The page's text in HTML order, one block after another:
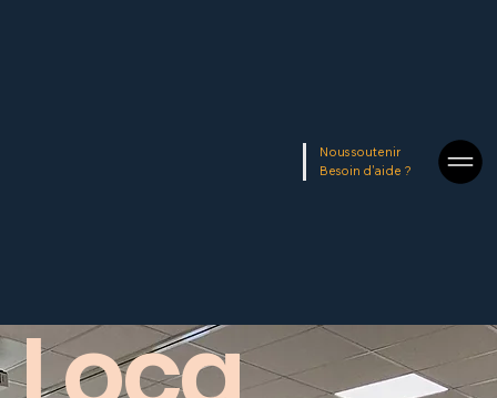
Nous soutenir
Besoin d'aide ?